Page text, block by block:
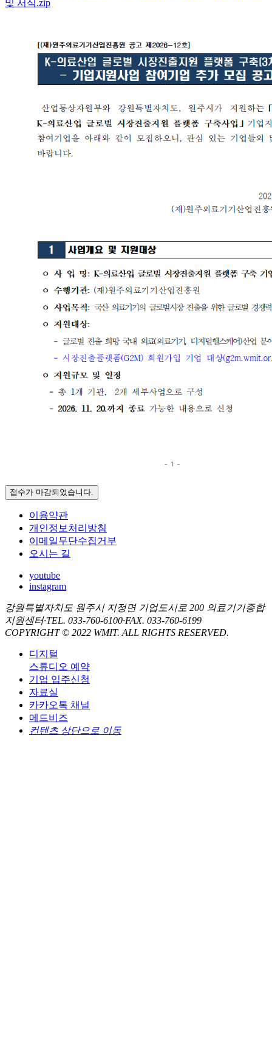
및 서식.zip
접수가 마감되었습니다.
이용약관
개인정보처리방침
이메일무단수집거부
오시는 길
youtube
instagram
강원특별자치도 원주시 지정면 기업도시로 200 의료기기종합
지원센터·TEL. 033-760-6100·FAX. 033-760-6199
COPYRIGHT © 2022 WMIT. ALL RIGHTS RESERVED.
디지털
스튜디오 예약
기업 입주신청
자료실
카카오톡 채널
메드비즈
컨텐츠 상단으로 이동